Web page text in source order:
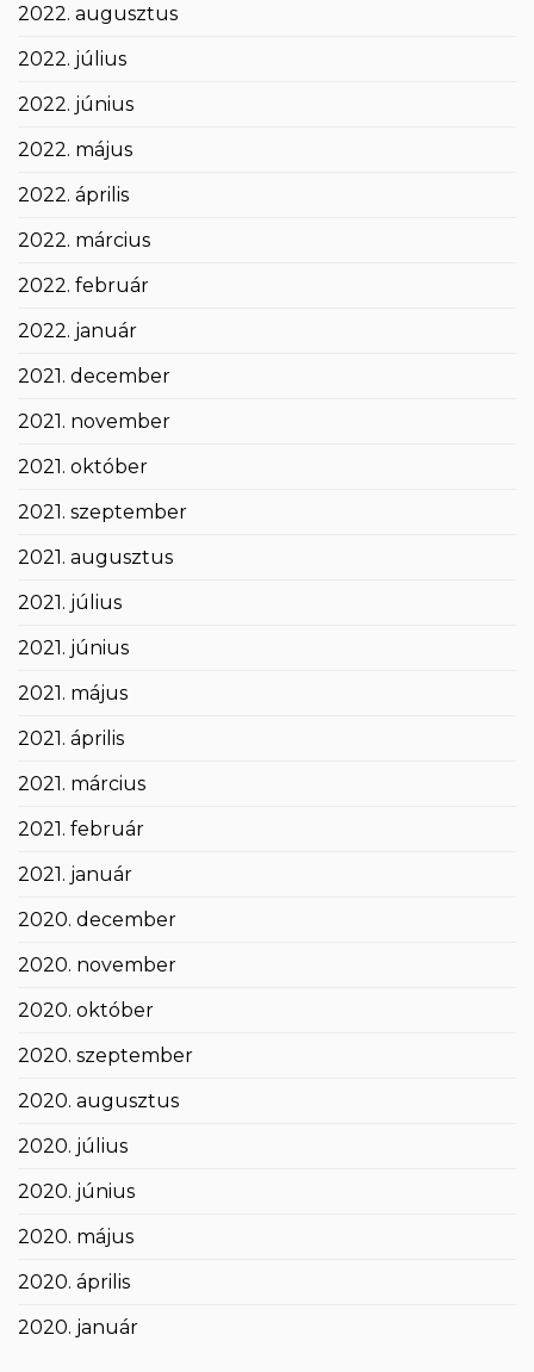
2022. augusztus
2022. július
2022. június
2022. május
2022. április
2022. március
2022. február
2022. január
2021. december
2021. november
2021. október
2021. szeptember
2021. augusztus
2021. július
2021. június
2021. május
2021. április
2021. március
2021. február
2021. január
2020. december
2020. november
2020. október
2020. szeptember
2020. augusztus
2020. július
2020. június
2020. május
2020. április
2020. január